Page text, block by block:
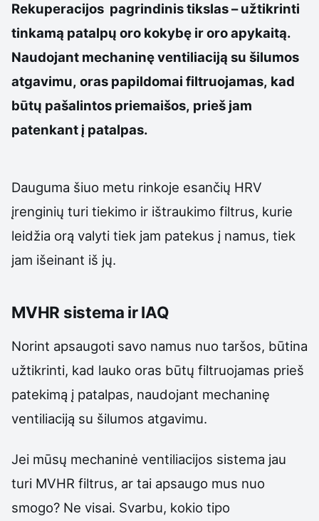
Rekuperacijos pagrindinis tikslas – užtikrinti
tinkamą patalpų oro kokybę ir oro apykaitą.
Naudojant mechaninę ventiliaciją su šilumos
atgavimu, oras papildomai filtruojamas, kad
būtų pašalintos priemaišos, prieš jam
patenkant į patalpas.
Dauguma šiuo metu rinkoje esančių HRV
įrenginių turi tiekimo ir ištraukimo filtrus, kurie
leidžia orą valyti tiek jam patekus į namus, tiek
jam išeinant iš jų.
MVHR sistema ir IAQ
Norint apsaugoti savo namus nuo taršos, būtina
užtikrinti, kad lauko oras būtų filtruojamas prieš
patekimą į patalpas, naudojant mechaninę
ventiliaciją su šilumos atgavimu.
Jei mūsų mechaninė ventiliacijos sistema jau
turi MVHR filtrus, ar tai apsaugo mus nuo
smogo? Ne visai. Svarbu, kokio tipo